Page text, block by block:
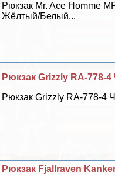
Рюкзак Mr. Ace Homme
Жёлтый/Белый...
Рюкзак Grizzly RA-778-
Рюкзак Grizzly RA-778-4
Рюкзак Fjallraven